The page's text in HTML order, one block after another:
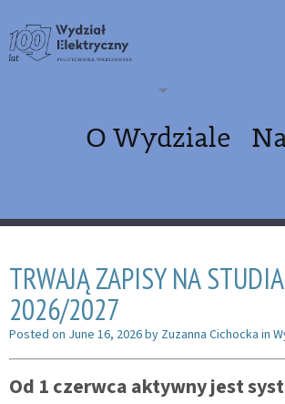
O Wydziale
TRWAJĄ ZAPISY NA
2026/2027
Posted on June 16, 2026by Zuzanna Cichocka in
Od 1 czerwca aktywny jest